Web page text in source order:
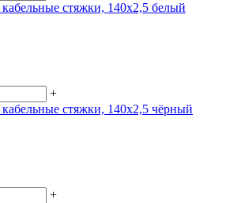
стяжки, 140х2,5 белый
+
стяжки, 140х2,5 чёрный
+